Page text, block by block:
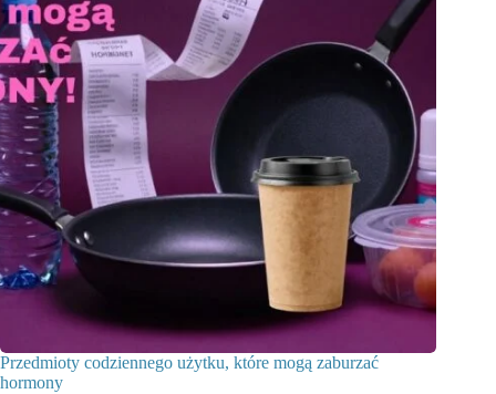
Przedmioty codziennego użytku, które mogą zaburzać
hormony